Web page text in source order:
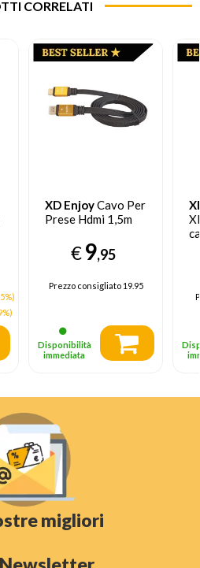
CORRELATI
XD EnjoyCavo Per
Prese Hdmi 1,5m
€9,95
Prezzo consigliato19.95
Disponibilità
immediata
migliori